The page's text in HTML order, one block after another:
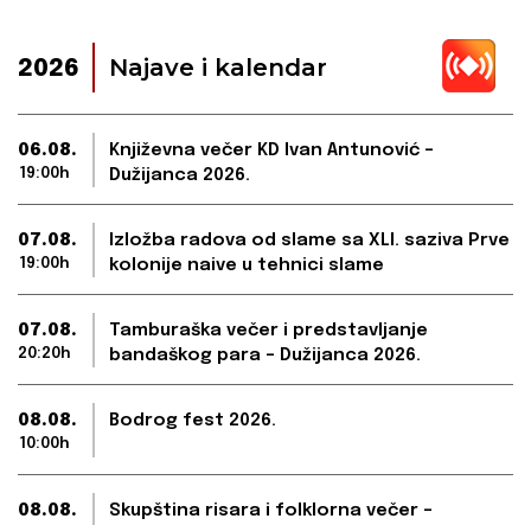
2026 Najave i kalendar
06.08.
19:00h
Književna večer KD Ivan Antunović –
Dužijanca 2026.
07.08.
19:00h
Izložba radova od slame sa XLI. saziva Prve
kolonije naive u tehnici slame
07.08.
20:20h
Tamburaška večer i predstavljanje
bandaškog para – Dužijanca 2026.
08.08.
10:00h
Bodrog fest 2026.
08.08.
Skupština risara i folklorna večer –